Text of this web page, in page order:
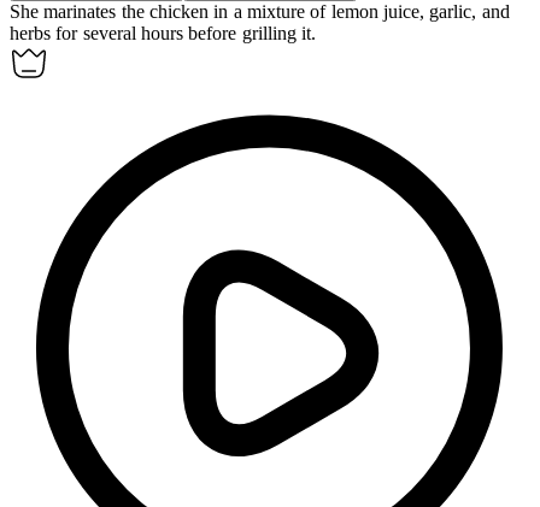
Shemarinates the chicken in a mixture of lemon juice, garlic, and
herbs for several hours before grilling it.